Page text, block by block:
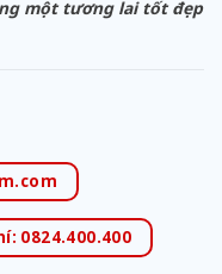
một tương lai tốt đẹp
0824.400.400